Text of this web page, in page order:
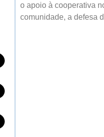
o apoio à cooperativa
comunidade, a defesa